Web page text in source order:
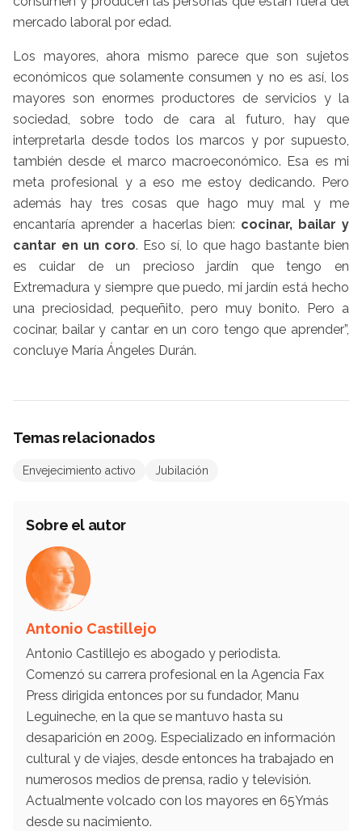
mercado laboral por edad.
Los mayores, ahora mismo parece que son sujetos
económicos que solamente consumen y no es así, los
mayores son enormes productores de servicios y la
sociedad, sobre todo de cara al futuro, hay que
interpretarla desde todos los marcos y por supuesto,
también desde el marco macroeconómico. Esa es mi
meta profesional y a eso me estoy dedicando. Pero
además hay tres cosas que hago muy mal y me
encantaría aprender a hacerlas bien: cocinar, bailar y
cantar en un coro. Eso sí, lo que hago bastante bien
es cuidar de un precioso jardín que tengo en
Extremadura y siempre que puedo, mi jardín está hecho
una preciosidad, pequeñito, pero muy bonito. Pero a
cocinar, bailar y cantar en un coro tengo que aprender”,
concluye María Ángeles Durán.
Temas relacionados
Envejecimiento activo Jubilación
Sobre el autor
Antonio Castillejo
Antonio Castillejo es abogado y periodista.
Comenzó su carrera profesional en la Agencia Fax
Press dirigida entonces por su fundador, Manu
Leguineche, en la que se mantuvo hasta su
desaparición en 2009. Especializado en información
cultural y de viajes, desde entonces ha trabajado en
numerosos medios de prensa, radio y televisión.
Actualmente volcado con los mayores en 65Ymás
desde su nacimiento.